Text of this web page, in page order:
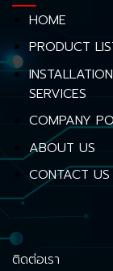
HOME
PRODUCT
INSTALLATION
SERVICES
COMPANY
ABOUT US
CONTACT US
ติดต่อเรา